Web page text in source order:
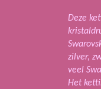
Deze
zilver,
veel
Het